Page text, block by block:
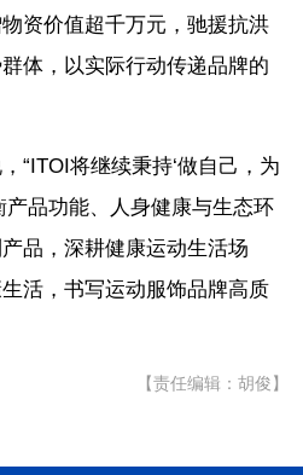
资价值超千万元，驰援抗洪
体，以实际行动传递品牌的
“ITOI将继续秉持‘做自己，为
产品功能、人身健康与生态环
品，深耕健康运动生活场
活，书写运动服饰品牌高质
【责任编辑：胡俊】